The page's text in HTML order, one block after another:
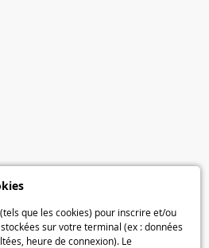
que les cookies) pour inscrire et/ou
sur votre terminal (ex : données
heure de connexion). Le